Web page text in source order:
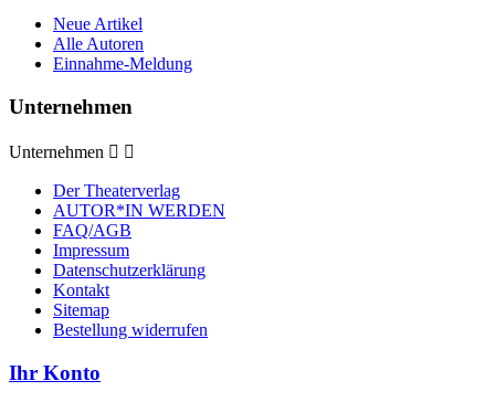
Neue Artikel
Alle Autoren
Einnahme-Meldung
Unternehmen
Unternehmen  
Der Theaterverlag
AUTOR*IN WERDEN
FAQ/AGB
Impressum
Datenschutzerklärung
Kontakt
Sitemap
Bestellung widerrufen
Ihr Konto